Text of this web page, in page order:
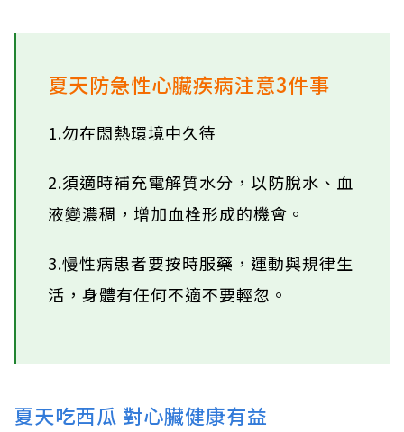
夏天防急性心臟疾病注意3件事
1.勿在悶熱環境中久待
2.須適時補充電解質水分，以防脫水、血
液變濃稠，增加血栓形成的機會。
3.慢性病患者要按時服藥，運動與規律生
活，身體有任何不適不要輕忽。
夏天吃西瓜 對心臟健康有益